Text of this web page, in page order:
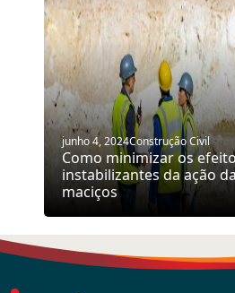
junho 4, 2024Construção Civil
Como minimizar os
instabilizantes da ação
maciços